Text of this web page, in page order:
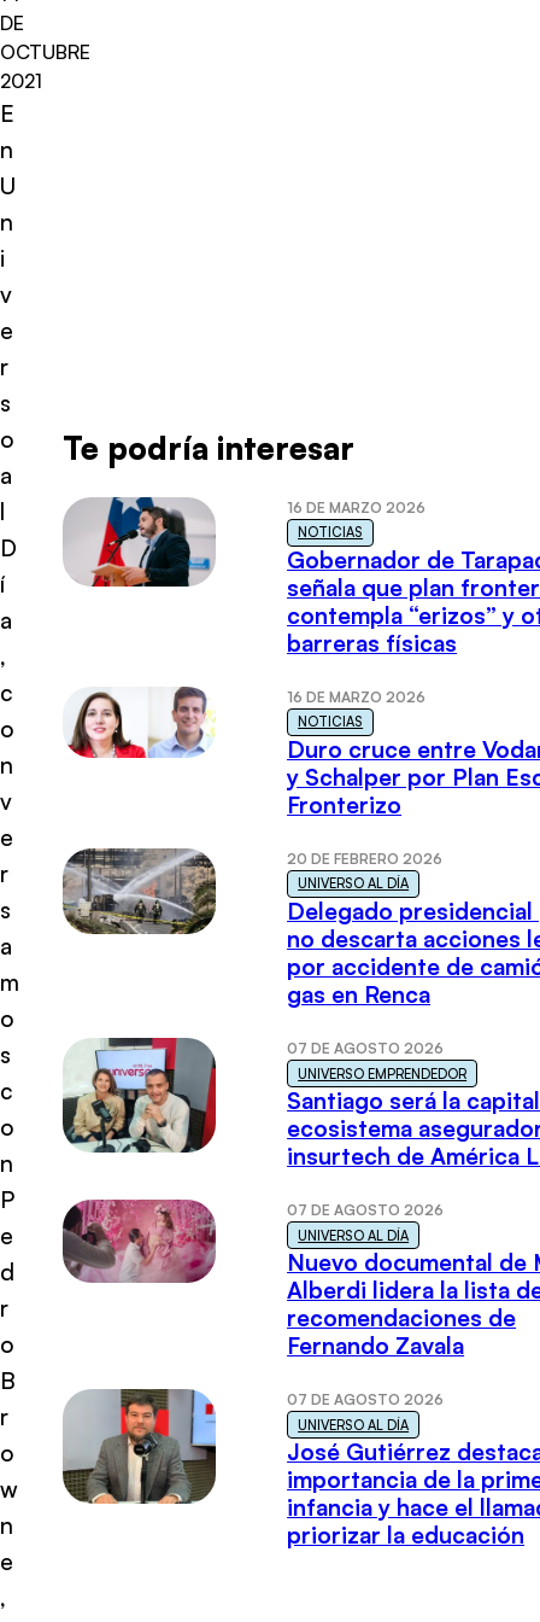
DE
OCTUBRE
2021
E
n
U
n
i
v
e
r
s
o
a
l
D
í
a
,
c
o
n
v
e
r
s
a
m
o
s
c
o
n
P
e
d
r
o
B
r
o
w
n
e
,
Te podría interesar
16 DE MARZO 2026
NOTICIAS
Gobernador de
señala que plan
contempla “erizos” y
barreras físicas
16 DE MARZO 2026
NOTICIAS
Duro cruce entre
y Schalper por Plan
Fronterizo
20 DE FEBRERO 2026
UNIVERSO AL DÍA
Delegado presidencial
no descarta acciones
por accidente de
gas en Renca
07 DE AGOSTO 2026
UNIVERSO EMPRENDEDOR
Santiago será la
ecosistema
insurtech de América
07 DE AGOSTO 2026
UNIVERSO AL DÍA
Nuevo documental de
Alberdi lidera la lista
recomendaciones de
Fernando Zavala
07 DE AGOSTO 2026
UNIVERSO AL DÍA
José Gutiérrez
importancia de la
infancia y hace el
priorizar la educación